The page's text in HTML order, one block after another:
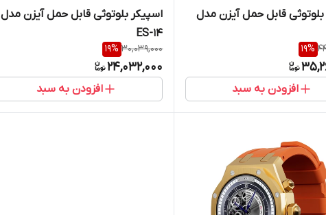
بلوتوثی قابل حمل آیزن مدل
19%
افزودن به سبد
اسپیکر بلوتوثی قابل حمل آیزن مدل
ES-14
30,039,000
19%
24,032,000
افزودن به سبد